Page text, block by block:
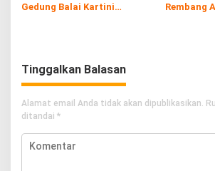
Gedung Balai Kartini
Rembang
Tinggalkan Balasan
Alamat email Anda tidak akan dipublikasikan.
ditandai *